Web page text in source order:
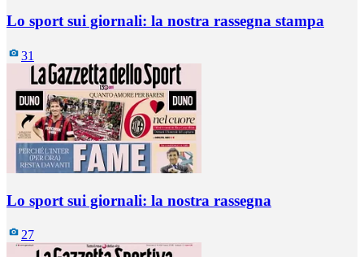
Lo sport sui giornali: la nostra rassegna stampa
31
Lo sport sui giornali: la nostra rassegna
27